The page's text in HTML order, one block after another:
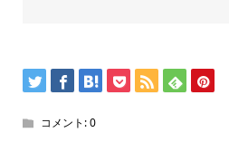
コメント:0